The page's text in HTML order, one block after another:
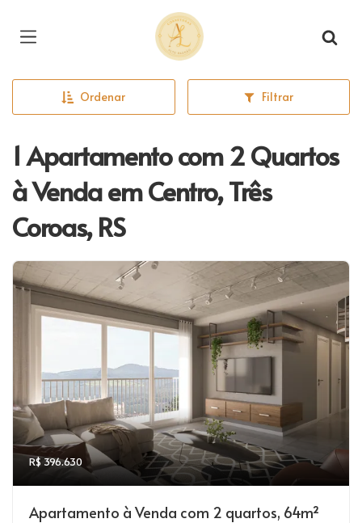
Página inicial
Ordenar Filtrar
1 Apartamento com 2 Quartos
à Venda em Centro, Três
Coroas, RS
R$ 396.630
Apartamento à Venda com 2 quartos, 64m²